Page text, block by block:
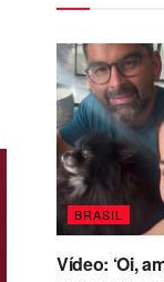
BRASIL
Vídeo: ‘Oi,